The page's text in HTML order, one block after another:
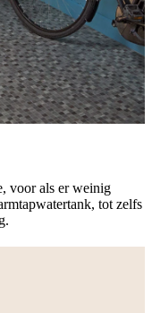
voor als er weinig
tot zelfs